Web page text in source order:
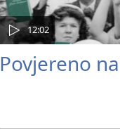
12:02
Povjereno